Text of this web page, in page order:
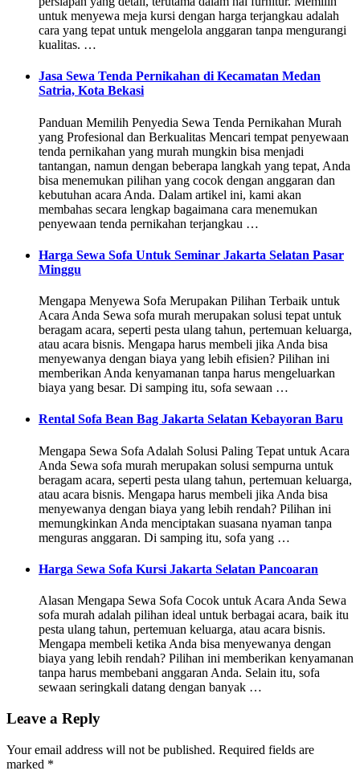
untuk menyewa meja kursi dengan harga terjangkau adalah
cara yang tepat untuk mengelola anggaran tanpa mengurangi
kualitas. …
Jasa Sewa Tenda Pernikahan di Kecamatan Medan
Satria, Kota Bekasi
Panduan Memilih Penyedia Sewa Tenda Pernikahan Murah
yang Profesional dan Berkualitas Mencari tempat penyewaan
tenda pernikahan yang murah mungkin bisa menjadi
tantangan, namun dengan beberapa langkah yang tepat, Anda
bisa menemukan pilihan yang cocok dengan anggaran dan
kebutuhan acara Anda. Dalam artikel ini, kami akan
membahas secara lengkap bagaimana cara menemukan
penyewaan tenda pernikahan terjangkau …
Harga Sewa Sofa Untuk Seminar Jakarta Selatan Pasar
Minggu
Mengapa Menyewa Sofa Merupakan Pilihan Terbaik untuk
Acara Anda Sewa sofa murah merupakan solusi tepat untuk
beragam acara, seperti pesta ulang tahun, pertemuan keluarga,
atau acara bisnis. Mengapa harus membeli jika Anda bisa
menyewanya dengan biaya yang lebih efisien? Pilihan ini
memberikan Anda kenyamanan tanpa harus mengeluarkan
biaya yang besar. Di samping itu, sofa sewaan …
Rental Sofa Bean Bag Jakarta Selatan Kebayoran Baru
Mengapa Sewa Sofa Adalah Solusi Paling Tepat untuk Acara
Anda Sewa sofa murah merupakan solusi sempurna untuk
beragam acara, seperti pesta ulang tahun, pertemuan keluarga,
atau acara bisnis. Mengapa harus membeli jika Anda bisa
menyewanya dengan biaya yang lebih rendah? Pilihan ini
memungkinkan Anda menciptakan suasana nyaman tanpa
menguras anggaran. Di samping itu, sofa yang …
Harga Sewa Sofa Kursi Jakarta Selatan Pancoaran
Alasan Mengapa Sewa Sofa Cocok untuk Acara Anda Sewa
sofa murah adalah pilihan ideal untuk berbagai acara, baik itu
pesta ulang tahun, pertemuan keluarga, atau acara bisnis.
Mengapa membeli ketika Anda bisa menyewanya dengan
biaya yang lebih rendah? Pilihan ini memberikan kenyamanan
tanpa harus membebani anggaran Anda. Selain itu, sofa
sewaan seringkali datang dengan banyak …
Leave a Reply
Your email address will not be published. Required fields are
marked *